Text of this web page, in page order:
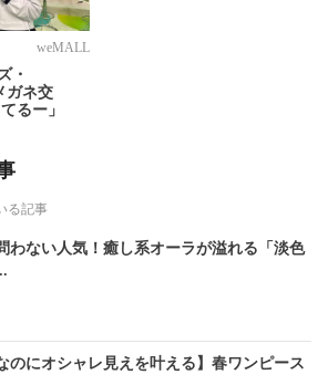
weMALL
・
ガネ交
るー」
る記事
わない人気！癒し系オーラが溢れる「淡色
のにオシャレ見えを叶える】春ワンピース